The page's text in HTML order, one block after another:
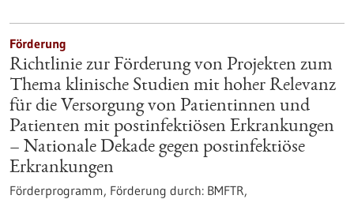
Förderung
Richtlinie zur Förderung von Projekten zum
Thema klinische Studien mit hoher Relevanz
für die Versorgung von Patientinnen und
Patienten mit postinfektiösen Erkrankungen
– Nationale Dekade gegen postinfektiöse
Erkrankungen
Förderprogramm, Förderung durch: BMFTR,